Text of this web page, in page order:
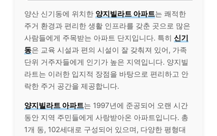
양산 신기동에 위치한 양지빌라트 아파트는 쾌적한
주거 환경과 편리한 생활 인프라를 갖춘 곳으로 많은
사람들에게 주목받는 아파트 단지입니다. 특히 신기
동은 교육 시설과 편의 시설이 잘 갖춰져 있어, 가족
단위 거주자들에게 인기가 높은 지역입니다. 양지빌
라트는 이러한 입지적 장점을 바탕으로 편리하고 안
락한 주거 공간을 제공합니다.
양지빌라트 아파트는 1997년에 준공되어 오랜 시간
동안 지역 주민들에게 사랑받아온 아파트입니다. 총
1개 동, 102세대로 구성되어 있으며, 다양한 평형대